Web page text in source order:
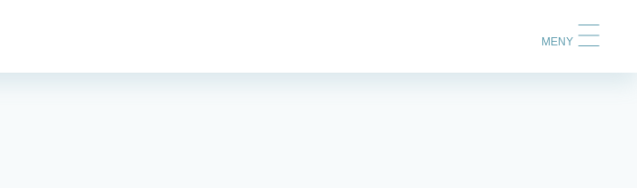
MENY